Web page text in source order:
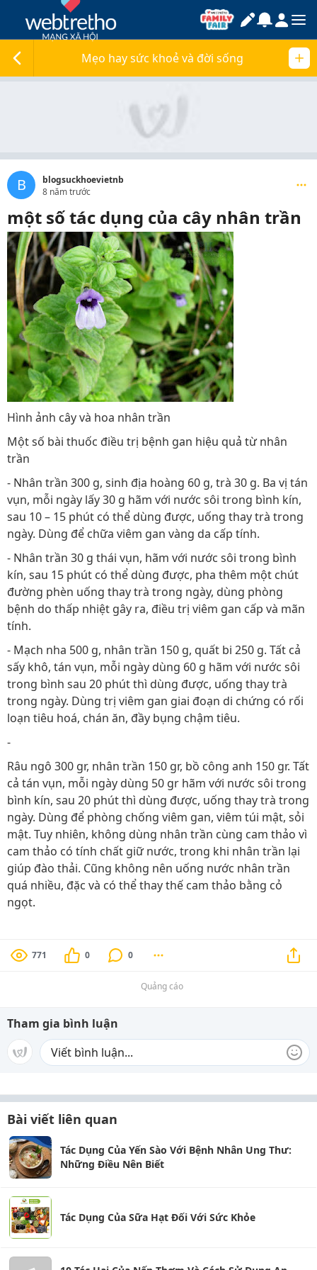
Mẹo hay sức khoẻ và đời sống
B
blogsuckhoevietnb
8 năm trước
một số tác dụng của cây nhân trần
Hình ảnh cây và hoa nhân trần
Một số bài thuốc điều trị bệnh gan hiệu quả từ nhân
trần
- Nhân trần 300 g, sinh địa hoàng 60 g, trà 30 g. Ba vị tán
vụn, mỗi ngày lấy 30 g hãm với nước sôi trong bình kín,
sau 10 – 15 phút có thể dùng được, uống thay trà trong
ngày. Dùng để chữa viêm gan vàng da cấp tính.
- Nhân trần 30 g thái vụn, hãm với nước sôi trong bình
kín, sau 15 phút có thể dùng được, pha thêm một chút
đường phèn uống thay trà trong ngày, dùng phòng
bệnh do thấp nhiệt gây ra, điều trị viêm gan cấp và mãn
tính.
- Mạch nha 500 g, nhân trần 150 g, quất bi 250 g. Tất cả
sấy khô, tán vụn, mỗi ngày dùng 60 g hãm với nước sôi
trong bình sau 20 phút thì dùng được, uống thay trà
trong ngày. Dùng trị viêm gan giai đoạn di chứng có rối
loạn tiêu hoá, chán ăn, đầy bụng chậm tiêu.
-
Râu ngô 300 gr, nhân trần 150 gr, bồ công anh 150 gr. Tất
cả tán vụn, mỗi ngày dùng 50 gr hãm với nước sôi trong
bình kín, sau 20 phút thì dùng được, uống thay trà trong
ngày. Dùng để phòng chống viêm gan, viêm túi mật, sỏi
mật. Tuy nhiên, không dùng nhân trần cùng cam thảo vì
cam thảo có tính chất giữ nước, trong khi nhân trần lại
giúp đào thải. Cũng không nên uống nước nhân trần
quá nhiều, đặc và có thể thay thế cam thảo bằng cỏ
ngọt.
771 0 0
Quảng cáo
Tham gia bình luận
Bài viết liên quan
Tác Dụng Của Yến Sào Với Bệnh Nhân Ung Thư:
Những Điều Nên Biết
Tác Dụng Của Sữa Hạt Đối Với Sức Khỏe